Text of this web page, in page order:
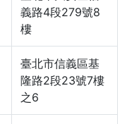
義路4段279號8
樓
臺北市信義區基
隆路2段23號7樓
之6